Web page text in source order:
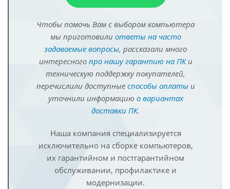
Чтобы помочь Вам с выбором компьютера
мы приготовили ответы на часто
задаваемые вопросы, рассказали много
интересного про нашу гарантию на ПКи
техническую поддержку покупателей,
перечислили доступные способы оплатыи
уточнили информацию о вариантах
доставки ПК.
Наша компания специализируется
исключительно на сборке компьютеров,
их гарантийном и постгарантийном
обслуживании, профилактике и
модернизации.